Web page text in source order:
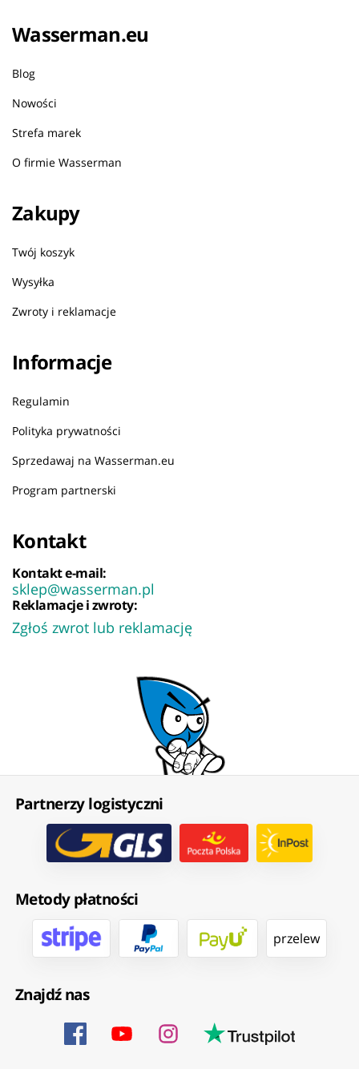
Wasserman.eu
Blog
Nowości
Strefa marek
O firmie Wasserman
Zakupy
Twój koszyk
Wysyłka
Zwroty i reklamacje
Informacje
Regulamin
Polityka prywatności
Sprzedawaj na Wasserman.eu
Program partnerski
Kontakt
Kontakt e-mail:
sklep@wasserman.pl
Reklamacje i zwroty:
Zgłoś zwrot lub reklamację
Partnerzy logistyczni
Metody płatności
przelew
Znajdź nas